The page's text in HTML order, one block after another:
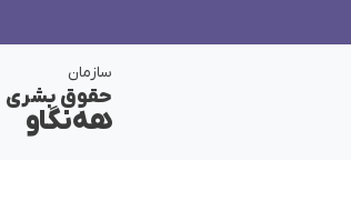
سازمان
حقوق بشری
هەنگاو